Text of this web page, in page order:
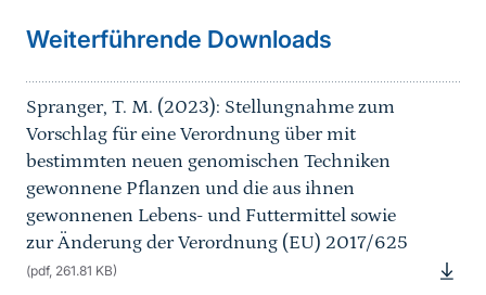
Weiterführende Downloads
Spranger, T. M. (2023): Stellungnahme zum
Vorschlag für eine Verordnung über mit
bestimmten neuen genomischen Techniken
gewonnene Pflanzen und die aus ihnen
gewonnenen Lebens- und Futtermittel sowie
zur Änderung der Verordnung (EU) 2017/625
(pdf, 261.81 KB)